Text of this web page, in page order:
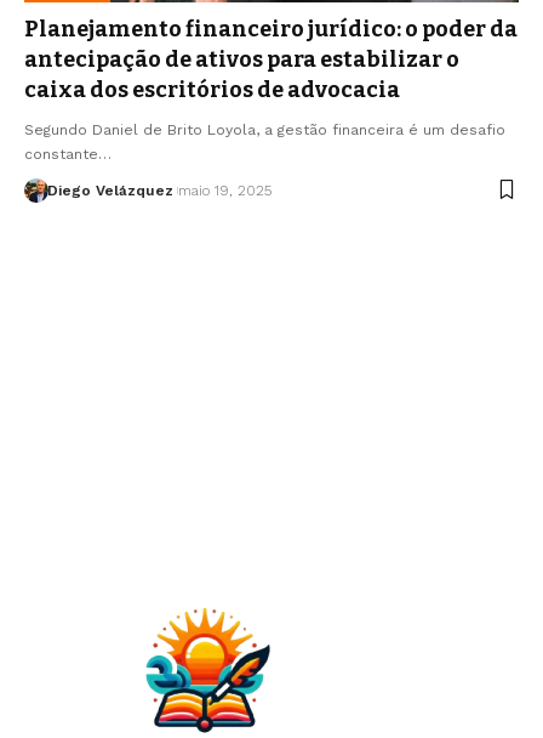
Planejamento financeiro jurídico: o poder da
antecipação de ativos para estabilizar o
caixa dos escritórios de advocacia
Segundo Daniel de Brito Loyola, a gestão financeira é um desafio
constante…
Diego Velázquez maio 19, 2025